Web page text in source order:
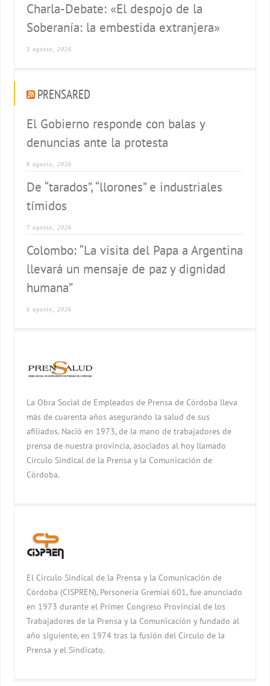
Charla-Debate: «El despojo de la
Soberanía: la embestida extranjera»
3 agosto, 2026
PRENSARED
El Gobierno responde con balas y
denuncias ante la protesta
8 agosto, 2026
De “tarados”, “llorones” e industriales
tímidos
7 agosto, 2026
Colombo: “La visita del Papa a Argentina
llevará un mensaje de paz y dignidad
humana”
6 agosto, 2026
La Obra Social de Empleados de Prensa de Córdoba lleva
más de cuarenta años asegurando la salud de sus
afiliados. Nació en 1973, de la mano de trabajadores de
prensa de nuestra provincia, asociados al hoy llamado
Círculo Sindical de la Prensa y la Comunicación de
Córdoba.
El Círculo Sindical de la Prensa y la Comunicación de
Córdoba (CISPREN), Personería Gremial 601, fue anunciado
en 1973 durante el Primer Congreso Provincial de los
Trabajadores de la Prensa y la Comunicación y fundado al
año siguiente, en 1974 tras la fusión del Círculo de la
Prensa y el Sindicato.